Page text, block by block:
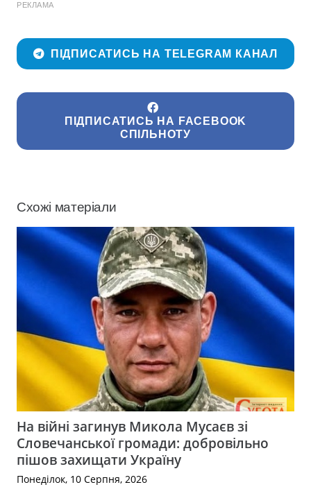
РЕКЛАМА
ПІДПИСАТИСЬ НА TELEGRAM КАНАЛ
ПІДПИСАТИСЬ НА FACEBOOK
СПІЛЬНОТУ
Схожі матеріали
На війні загинув Микола Мусаєв зі
Словечанської громади: добровільно
пішов захищати Україну
Понеділок, 10 Серпня, 2026